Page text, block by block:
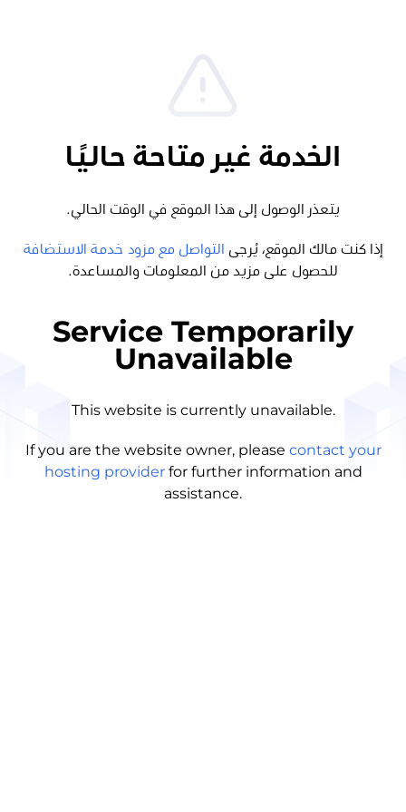
الخدمة غير متاحة حاليًا
يتعذر الوصول إلى هذا الموقع في الوقت الحالي.
إذا كنت مالك الموقع، يُرجى
التواصل مع مزود خدمة الاستضافة
للحصول على مزيد من المعلومات والمساعدة.
Service Temporarily
Unavailable
This website is currently unavailable.
If you are the website owner, please contact your
hosting provider for further information and
assistance.